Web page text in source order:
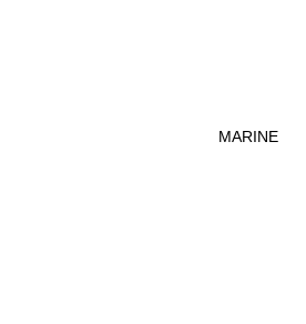
MARINE